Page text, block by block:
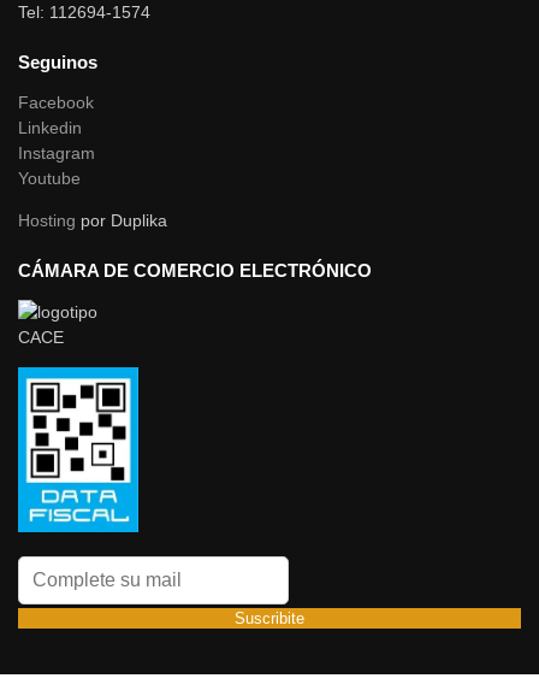
Tel: 112694-1574
Seguinos
Facebook
Linkedin
Instagram
Youtube
Hosting por Duplika
CÁMARA DE COMERCIO ELECTRÓNICO
Suscribite